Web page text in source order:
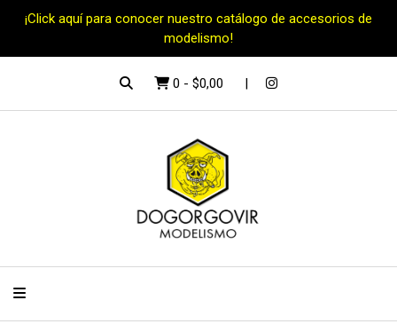
¡Click aquí para conocer nuestro catálogo de accesorios de
modelismo!
0 - $0,00